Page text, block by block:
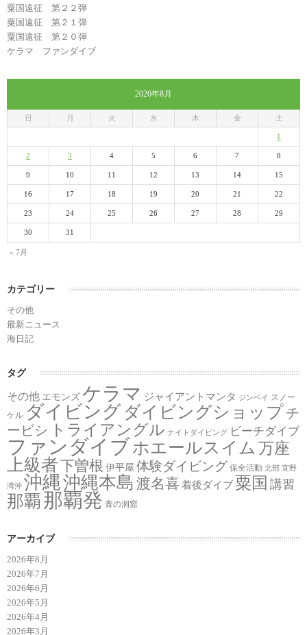
粟国遠征 第２２弾
粟国遠征 第２１弾
粟国遠征 第２０弾
ケラマ ファンダイブ
2026年8月
日 月 火 水 木 金 土
« 7月
1
2 3 4 5 6 7 8
9 10 11 12 13 14 15
16 17 18 19 20 21 22
23 24 25 26 27 28 29
30 31
カテゴリー
その他
最新ニュース
海日記
タグ
その他 エモンズ ケラマ ジャイアントマンタ ジンベイ
スノー
ケル ダイビング ダイビングショップチ
ービシ
トライアングル ナイトダイビング ビーチダイブ
ファンダイブホエールスイム 万座
上級者下曽根 伊平屋 体験ダイビング 保全活動 北部 宜野
湾沖 沖縄沖縄本島 渡名喜 着後ダイブ 粟国 講習
那覇 那覇発 青の洞窟
アーカイブ
2026年8月
2026年7月
2026年6月
2026年5月
2026年4月
2026年3月